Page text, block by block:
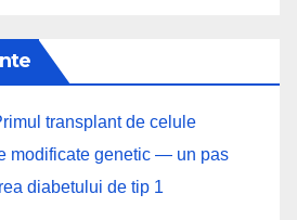
transplant de celule
modificate genetic — un pas
diabetului de tip 1